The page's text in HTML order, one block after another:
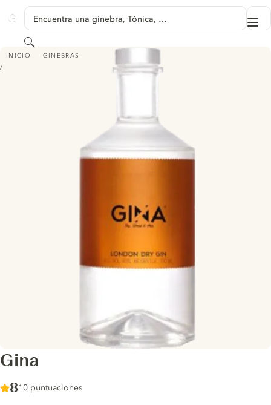
GINVENTORY
Encuentra una ginebra, Tónica, …
Buscar
INICIO GINEBRAS
Gina
Score :
8/ 10
10 puntuaciones